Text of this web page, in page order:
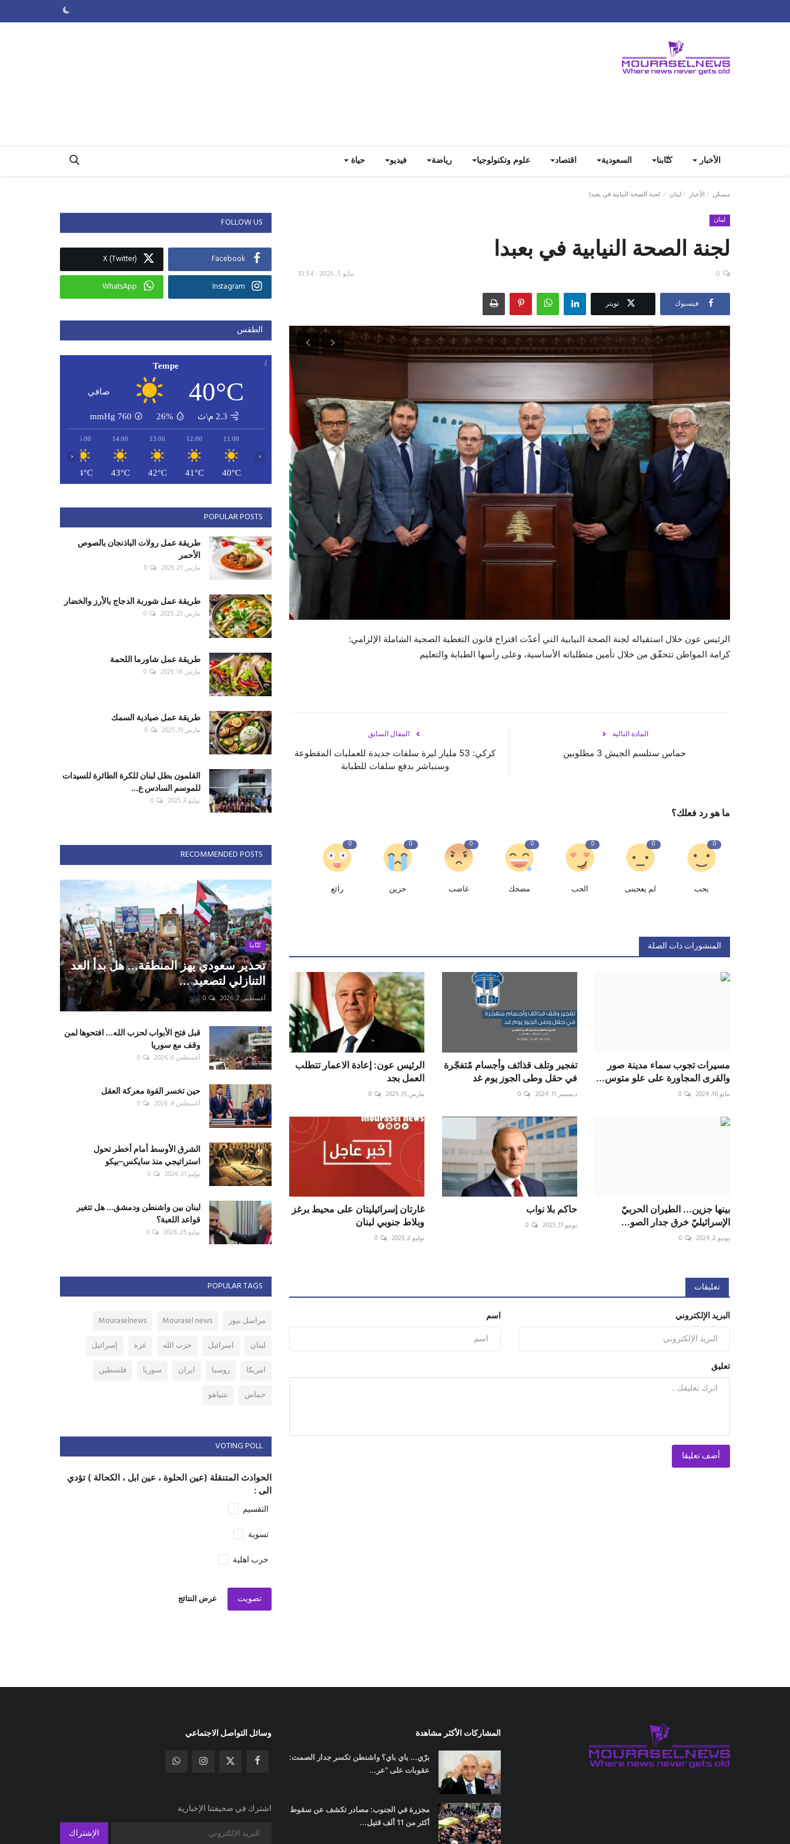
الأخبار كتّابنا السعودية اقتصاد علوم وتكنولوجيا رياضة فيديو حياة
مسكن الأخبار لبنان لجنة الصحة النيابية في بعبدا
لبنان
لجنة الصحة النيابية في بعبدا
مايو 5, 2025 - 10:54 0
فيسبوك تويتر
الرئيس عون خلال استقباله لجنة الصحة النيابية التي أعدّت اقتراح قانون التغطية الصحية الشاملة الإلزامي:
‏كرامة المواطن تتحقّق من خلال تأمين متطلباته الأساسية، وعلى رأسها الطبابة والتعليم
المقال السابق
كركي: 53 مليار ليرة سلفات جديدة للعمليات المقطوعة
وسنباشر بدفع سلفات للطبابة
المادة التالية
حماس ستلسم الجيش 3 مطلوبين
ما هو رد فعلك؟
0
يحب
0
لم يعجبنى
0
الحب
0
مضحك
0
غاضب
0
حزين
0
رائع
المنشورات ذات الصلة
مسيرات تجوب سماء مدينة صور
والقرى المجاورة على علو متوس...
مايو 16, 2024 0
تفجير وتلف قذائف وأجسام مٌتفجّرة
في حقل وطى الجوز يوم غد
ديسمبر 11, 2024 0
الرئيس عون: إعادة الاعمار تتطلب
العمل بجد
مارس 15, 2025 0
بينها جزين... الطيران الحربيّ
الإسرائيليّ خرق جدار الصو...
يونيو 2, 2024 0
حاكم بلا نواب
يونيو 11, 2025 0
غارتان إسرائيليتان على محيط برغز
وبلاط جنوبي لبنان
يوليو 3, 2025 0
تعليقات
اسم البريد الإلكتروني
تعليق
أضف تعليقا
FOLLOW US
Facebook
X (Twitter)
Instagram
WhatsApp
الطقس
Tempe
40°C صافي
2.3 م\ث 26%
760
mmHg
11:00
40°C
12:00
41°C
13:00
42°C
14:00
43°C
15:00
44°C
‹ ›
POPULAR POSTS
طريقة عمل رولات الباذنجان بالصوص
الأحمر
مارس 21, 2025 0
طريقة عمل شوربة الدجاج بالأرز والخضار
مارس 20, 2025 0
طريقة عمل شاورما اللحمة
مارس 18, 2025 0
طريقة عمل صيادية السمك
مارس 19, 2025 0
القلمون بطل لبنان للكرة الطائرة للسيدات
للموسم السادس ع...
يوليو 3, 2025 0
RECOMMENDED POSTS
كتّابنا
تحذير سعودي يهز المنطقة... هل بدأ العد
التنازلي لتصعيد ...
أغسطس 7, 2026 0
قبل فتح الأبواب لحزب الله... افتحوها لمن
وقف مع سوريا
أغسطس 6, 2026 0
حين تخسر القوة معركة العقل
أغسطس 4, 2026 0
الشرق الأوسط أمام أخطر تحول
استراتيجي منذ سايكس–بيكو
يوليو 31, 2026 0
لبنان بين واشنطن ودمشق... هل تتغير
قواعد اللعبة؟
يوليو 25, 2026 0
POPULAR TAGS
مراسل نيوز Mourasel news
Mouraselnews
لبنان
اسرائيل حزب الله غزة
إسرائيل
امريكا
روسيا ايران سوريا
فلسطين
حماس
نتنياهو
VOTING POLL
الحوادث المتنقلة (عين الحلوة ، عين ابل ، الكحالة ) تؤدي
الى :
التقسيم
تسوية
حرب اهلية
تصويت عرض النتائج
المشاركات الأكثر مشاهدة
برّي... باي باي؟ واشنطن تكسر جدار الصمت:
عقوبات على "عر...
مجزرة في الجنوب: مصادر تكشف عن سقوط
أكثر من 11 ألف قتيل...
وسائل التواصل الاجتماعي
اشترك في صحيفتنا الإخبارية
الإشتراك